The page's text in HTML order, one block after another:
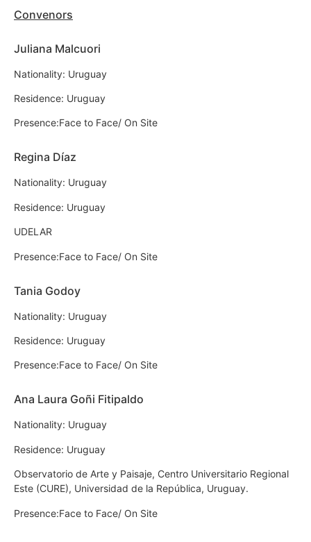
Convenors
Juliana Malcuori
Nationality: Uruguay
Residence: Uruguay
Presence:Face to Face/ On Site
Regina Díaz
Nationality: Uruguay
Residence: Uruguay
UDELAR
Presence:Face to Face/ On Site
Tania Godoy
Nationality: Uruguay
Residence: Uruguay
Presence:Face to Face/ On Site
Ana Laura Goñi Fitipaldo
Nationality: Uruguay
Residence: Uruguay
Observatorio de Arte y Paisaje, Centro Universitario Regional
Este (CURE), Universidad de la República, Uruguay.
Presence:Face to Face/ On Site